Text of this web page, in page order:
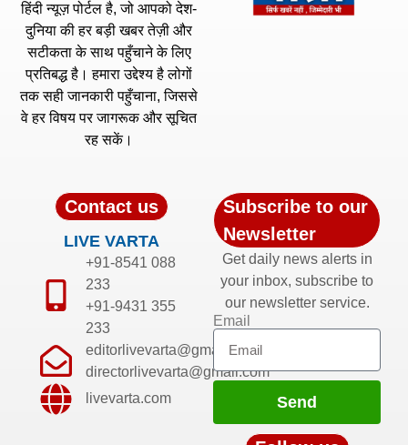
हिंदी न्यूज़ पोर्टल है, जो आपको देश-
दुनिया की हर बड़ी खबर तेज़ी और
सटीकता के साथ पहुँचाने के लिए
प्रतिबद्ध है। हमारा उद्देश्य है लोगों
तक सही जानकारी पहुँचाना, जिससे
वे हर विषय पर जागरूक और सूचित
रह सकें।
Contact us
LIVE VARTA
+91-8541 088
233
+91-9431 355
233
editorlivevarta@gmail.com
directorlivevarta@gmail.com
livevarta.com
Subscribe to our
Newsletter
Get daily news alerts in
your inbox, subscribe to
our newsletter service.
Email
Send